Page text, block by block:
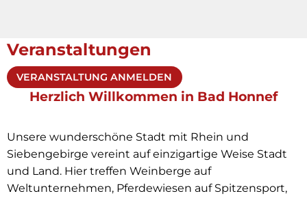
Veranstaltungen
VERANSTALTUNG ANMELDEN
Herzlich Willkommen in Bad Honnef
Unsere wunderschöne Stadt mit Rhein und
Siebengebirge vereint auf einzigartige Weise Stadt
und Land. Hier treffen Weinberge auf
Weltunternehmen, Pferdewiesen auf Spitzensport,